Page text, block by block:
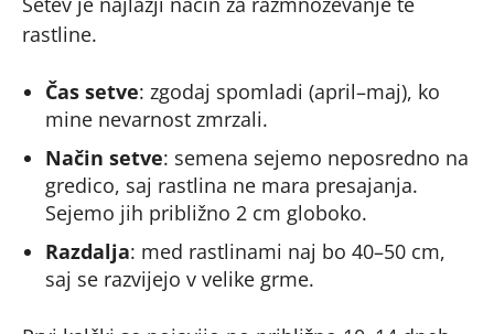
rastline.
Čas setve: zgodaj spomladi (april–maj), ko
mine nevarnost zmrzali.
Način setve: semena sejemo neposredno na
gredico, saj rastlina ne mara presajanja.
Sejemo jih približno 2 cm globoko.
Razdalja: med rastlinami naj bo 40–50 cm,
saj se razvijejo v velike grme.